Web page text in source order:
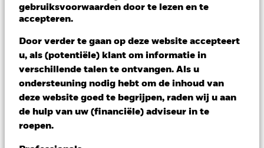
gebruiksvoorwaarden door te lezen en te
accepteren.
Door verder te gaan op deze website accepteert
u, als (potentiële) klant om informatie in
verschillende talen te ontvangen. Als u
ondersteuning nodig hebt om de inhoud van
deze website goed te begrijpen, raden wij u aan
de hulp van uw (financiële) adviseur in te
roepen.
EUR 158,64
Variatie 52wk: 142,32 - 158,96
Verandering NAV 1 dag per 06/aug/2026
EUR -0,32 (-0,20%)
Morningstar Rating